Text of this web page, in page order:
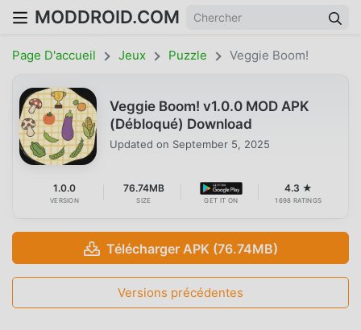
MODDROID.COM
Page D'accueil Jeux Puzzle Veggie Boom!
Veggie Boom! v1.0.0 MOD APK
(Débloqué) Download
Updated on September 5, 2025
1.0.0
VERSION
76.74MB
SIZE GET IT ON
4.3 ★
1698 RATINGS
Télécharger APK (76.74MB)
Versions précédentes